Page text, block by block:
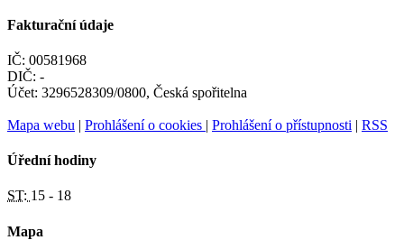
Fakturační údaje
IČ: 00581968
DIČ: -
Účet: 3296528309/0800, Česká spořitelna
Mapa webu | Prohlášení o cookies | Prohlášení o přístupnosti | RSS
Úřední hodiny
ST: 15 - 18
Mapa